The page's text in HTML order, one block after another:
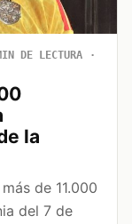
DE LECTURA
la
de 11.000
del 7 de